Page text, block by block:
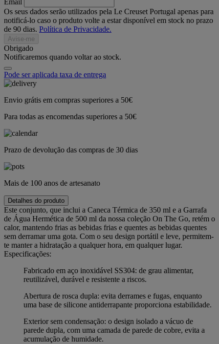
Email
Os seus dados serão utilizados pela Le Creuset Portugal apenas para
notificá-lo caso o produto volte a estar disponível em stock no prazo
de 90 dias. Política de Privacidade.
Avise-me
Obrigado
Notificaremos quando voltar ao stock.
Pode ser aplicada taxa de entrega
Envio grátis em compras superiores a 50€
Para todas as encomendas superiores a 50€
Prazo de devolução das compras de 30 dias
Mais de 100 anos de artesanato
Detalhes do produto
Este conjunto, que inclui a Caneca Térmica de 350 ml e a Garrafa
de Água Hermética de 500 ml da nossa coleção On The Go, retém o
calor, mantendo frias as bebidas frias e quentes as bebidas quentes
sem derramar uma gota. Com o seu design portátil e leve, permitem-
te manter a hidratação a qualquer hora, em qualquer lugar.
Especificações:
Fabricado em aço inoxidável SS304: de grau alimentar,
reutilizável, durável e resistente a riscos.
Abertura de rosca dupla: evita derrames e fugas, enquanto
uma base de silicone antiderrapante proporciona estabilidade.
Exterior sem condensação: o design isolado a vácuo de
parede dupla, com uma camada de parede de cobre, evita a
acumulação de humidade.